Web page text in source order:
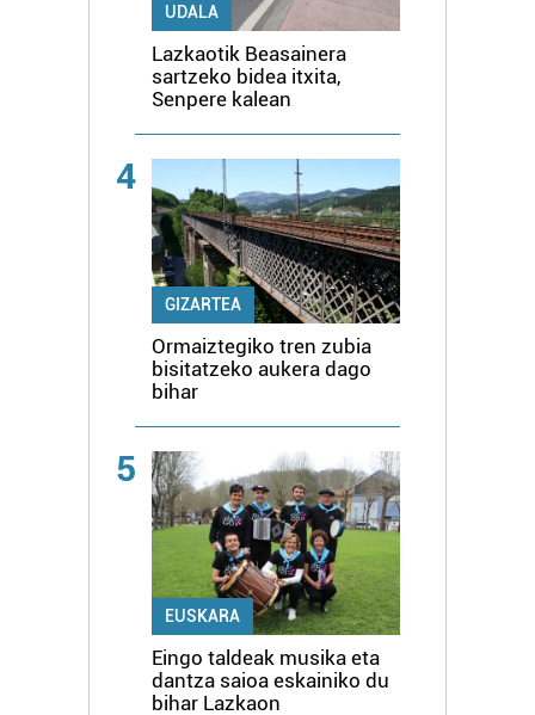
UDALA
Lazkaotik Beasainera
sartzeko bidea itxita,
Senpere kalean
4
GIZARTEA
Ormaiztegiko tren zubia
bisitatzeko aukera dago
bihar
5
EUSKARA
Eingo taldeak musika eta
dantza saioa eskainiko du
bihar Lazkaon